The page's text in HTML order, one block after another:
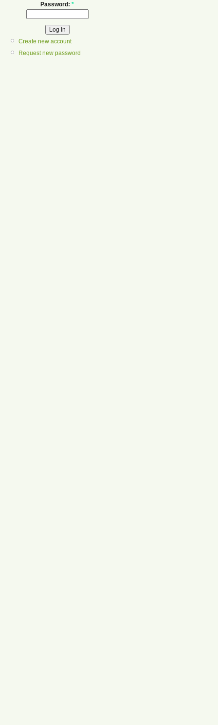
Password: *
Create new account
Request new password